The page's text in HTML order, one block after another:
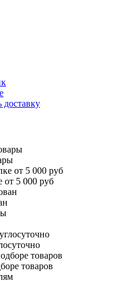
доставку
от 5 000 руб
товаров